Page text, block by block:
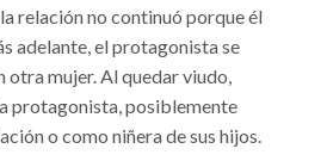
relación no continuó porque él
adelante, el protagonista se
otra mujer. Al quedar viudo,
protagonista, posiblemente
o como niñera de sus hijos.